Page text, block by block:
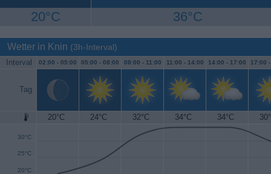
20°C 36°C
Wetter in Knin (3h-Interval)
Interval 02:00 - 05:00 05:00 - 08:00 08:00 - 11:00 11:00 - 14:00 14:00 - 17:00 17:00
Tag
20°C 24°C 32°C 34°C 34°C
20°C
25°C
30°C
35°C